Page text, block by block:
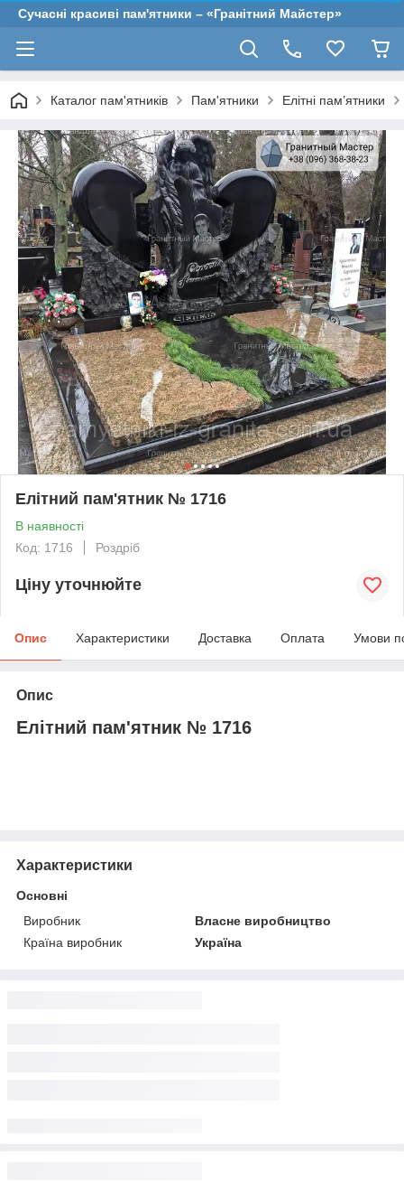
Сучасні красиві пам'ятники – «Гранітний Майстер»
Каталог пам'ятників Пам'ятники Елітні пам’ятники
Елітний пам'ятник № 1716
В наявності
Код: 1716
Роздріб
Ціну уточнюйте
Опис Характеристики Доставка Оплата Умови
Опис
Елітний пам'ятник № 1716
Характеристики
Основні
Виробник
Власне виробництво
Країна виробник
Україна